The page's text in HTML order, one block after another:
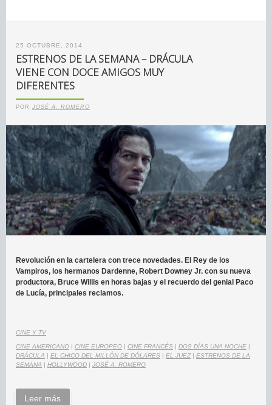
25 OCTUBRE, 2014
ESTRENOS DE LA SEMANA – DRÁCULA
VIENE CON DOCE AMIGOS MUY
DIFERENTES
POR JOSÉ A. ROMERO
Revolución en la cartelera con trece novedades. El Rey de los
Vampiros, los hermanos Dardenne, Robert Downey Jr. con su nueva
productora, Bruce Willis en horas bajas y el recuerdo del genial Paco
de Lucía, principales reclamos.
CINE Y TV
CINE AMERICANO CINE EUROPEO CINE FRANCÉS DOS DÍAS UNA NOCHE
DRÁCULA
EL CHICO DEL MILLÓN DE DÓLARES EL JUEZ| ESTRENOS DE LA
SEMANA
HOLLYWOOD JOSÉ A. ROMERO
Leer más